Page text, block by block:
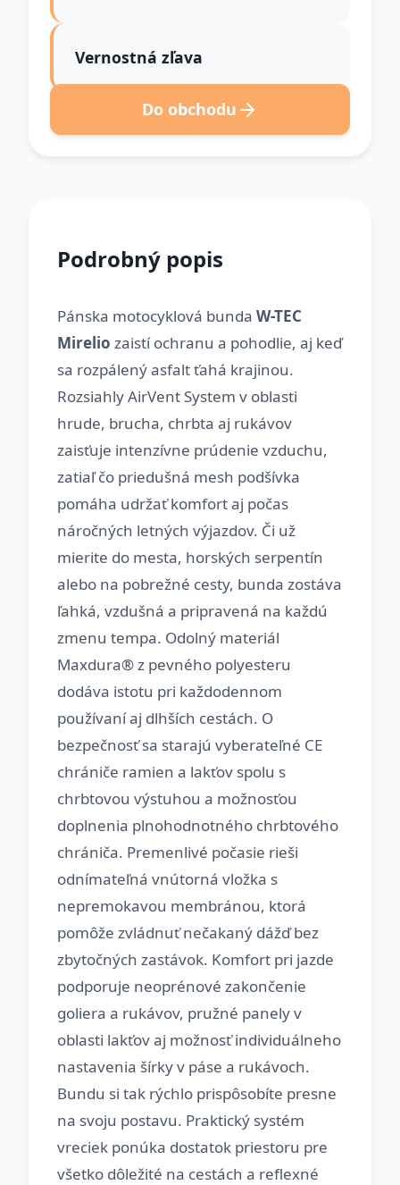
Vernostná zľava
Do obchodu
Podrobný popis
Pánska motocyklová bunda W-TEC
Mirelio zaistí ochranu a pohodlie, aj keď
sa rozpálený asfalt ťahá krajinou.
Rozsiahly AirVent System v oblasti
hrude, brucha, chrbta aj rukávov
zaisťuje intenzívne prúdenie vzduchu,
zatiaľ čo priedušná mesh podšívka
pomáha udržať komfort aj počas
náročných letných výjazdov. Či už
mierite do mesta, horských serpentín
alebo na pobrežné cesty, bunda zostáva
ľahká, vzdušná a pripravená na každú
zmenu tempa. Odolný materiál
Maxdura® z pevného polyesteru
dodáva istotu pri každodennom
používaní aj dlhších cestách. O
bezpečnosť sa starajú vyberateľné CE
chrániče ramien a lakťov spolu s
chrbtovou výstuhou a možnosťou
doplnenia plnohodnotného chrbtového
chrániča. Premenlivé počasie rieši
odnímateľná vnútorná vložka s
nepremokavou membránou, ktorá
pomôže zvládnuť nečakaný dážď bez
zbytočných zastávok. Komfort pri jazde
podporuje neoprénové zakončenie
goliera a rukávov, pružné panely v
oblasti lakťov aj možnosť individuálneho
nastavenia šírky v páse a rukávoch.
Bundu si tak rýchlo prispôsobíte presne
na svoju postavu. Praktický systém
vreciek ponúka dostatok priestoru pre
všetko dôležité na cestách a reflexné